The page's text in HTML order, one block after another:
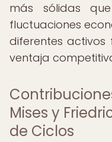
más sólidas
fluctuaciones
diferentes activos
ventaja
Mises y
de Ciclos